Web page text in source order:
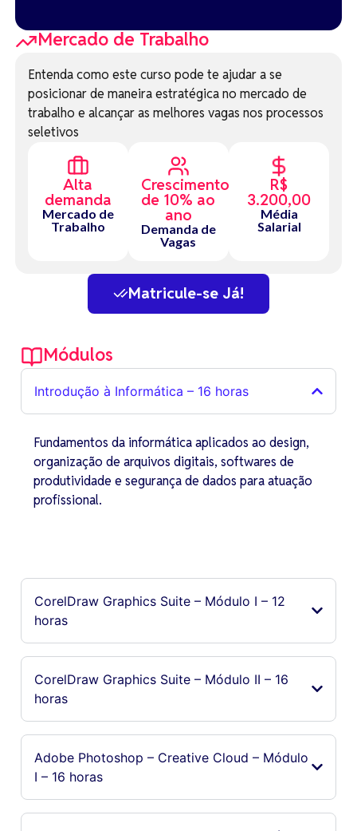
Mercado de Trabalho
Entenda como este curso pode te ajudar a se
posicionar de maneira estratégica no mercado de
trabalho e alcançar as melhores vagas nos processos
seletivos
Alta
demanda
Mercado de
Trabalho
Crescimento
de 10% ao
ano
Demanda de
Vagas
R$
3.200,00
Média
Salarial
Matricule-se Já!
Módulos
Introdução à Informática – 16 horas
Fundamentos da informática aplicados ao design,
organização de arquivos digitais, softwares de
produtividade e segurança de dados para atuação
profissional.
CorelDraw Graphics Suite – Módulo I – 12
horas
CorelDraw Graphics Suite – Módulo II – 16
horas
Adobe Photoshop – Creative Cloud – Módulo
I – 16 horas